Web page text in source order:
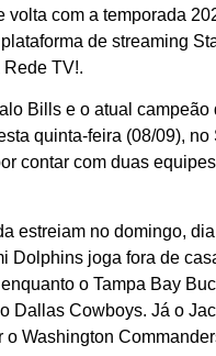
volta com a temporada
de streaming
TV!.
Bills e o atual campeão
quinta-feira (08/09), no
contar com duas
estreiam no domingo,
Dolphins joga fora de
o Tampa Bay
Dallas Cowboys. Já o
o Washington